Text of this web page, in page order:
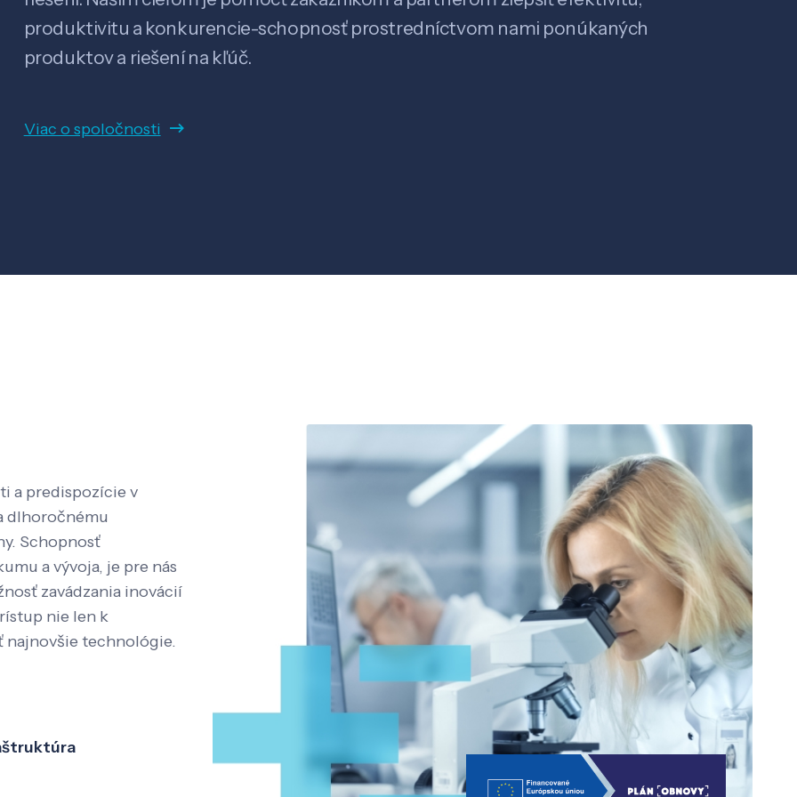
produktivitu a konkurencie-schopnosť prostredníctvom nami ponúkaných
produktov a riešení na kľúč.
Viac o spoločnosti
a predispozície v
dlhoročnému
Schopnosť
a vývoja, je pre nás
zavádzania inovácií
nie len k
najnovšie technológie.